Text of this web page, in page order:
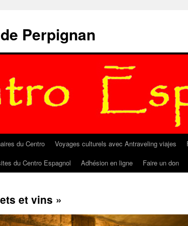
Perpignan
du Centro Voyages culturels avec Antraveling viajes
du Centro Espagnol Adhésion en ligne Faire un don
et vins »